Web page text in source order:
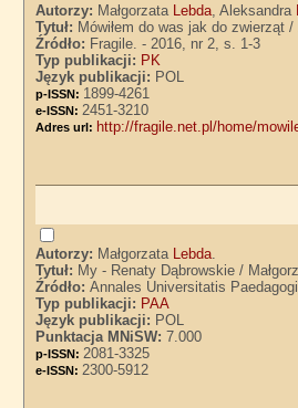
Autorzy: Małgorzata Lebda, Aleksandra
Tytuł: Mówiłem do was jak do zwierząt
Źródło: Fragile. - 2016, nr 2, s. 1-3
Typ publikacji: PK
Język publikacji: POL
p-ISSN: 1899-4261
e-ISSN: 2451-3210
Adres url: http://fragile.net.pl/home/
Autorzy: Małgorzata Lebda.
Tytuł: My - Renaty Dąbrowskie /
Źródło:Annales Universitatis
Typ publikacji: PAA
Język publikacji: POL
Punktacja MNiSW:7.000
p-ISSN: 2081-3325
e-ISSN: 2300-5912